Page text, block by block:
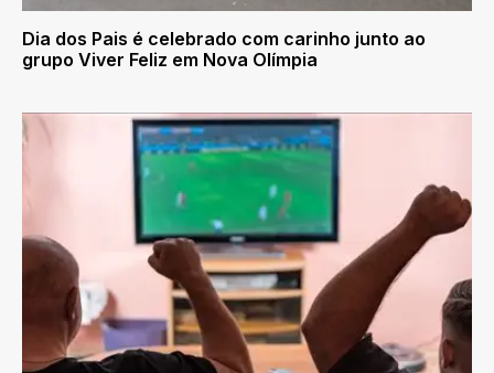
Dia dos Pais é celebrado com carinho junto ao
grupo Viver Feliz em Nova Olímpia